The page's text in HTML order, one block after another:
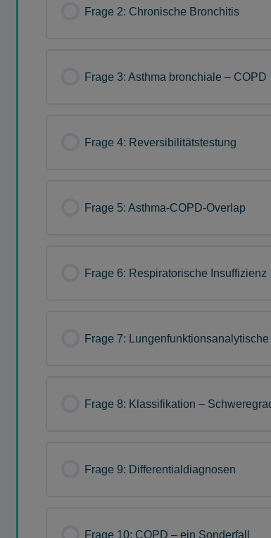
Frage 2: Chronische Bronchitis
Frage 3: Asthma bronchiale – COPD
Frage 4: Reversibilitätstestung
Frage 5: Asthma-COPD-Overlap
Frage 6: Respiratorische Insuffizienz
Frage 7:
Frage 8: Klassifikation –
Frage 9: Differentialdiagnosen
Frage 10: COPD – ein Sonderfall